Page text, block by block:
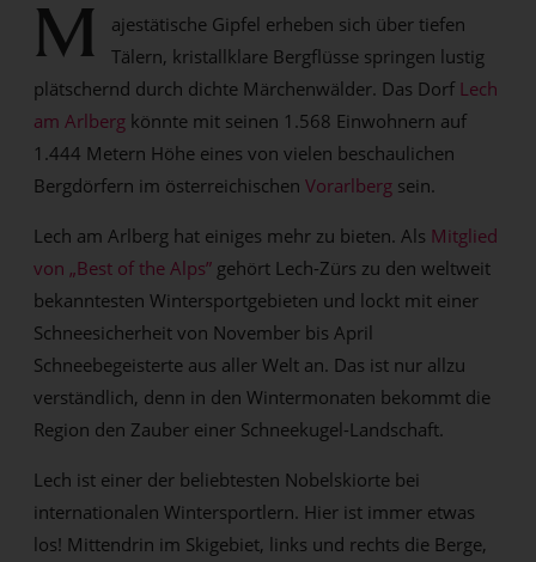
M
ajestätische Gipfel erheben sich über tiefen
Tälern, kristallklare Bergflüsse springen lustig
plätschernd durch dichte Märchenwälder. Das Dorf Lech
am Arlberg könnte mit seinen 1.568 Einwohnern auf
1.444 Metern Höhe eines von vielen beschaulichen
Bergdörfern im österreichischenVorarlberg sein.
Lech am Arlberg hat einiges mehr zu bieten. Als Mitglied
von „Best of the Alps” gehört Lech-Zürs zu den weltweit
bekanntesten Wintersportgebieten und lockt mit einer
Schneesicherheit von November bis April
Schneebegeisterte aus aller Welt an. Das ist nur allzu
verständlich, denn in den Wintermonaten bekommt die
Region den Zauber einer Schneekugel-Landschaft.
Lech ist einer der beliebtesten Nobelskiorte bei
internationalen Wintersportlern. Hier ist immer etwas
los! Mittendrin im Skigebiet, links und rechts die Berge,